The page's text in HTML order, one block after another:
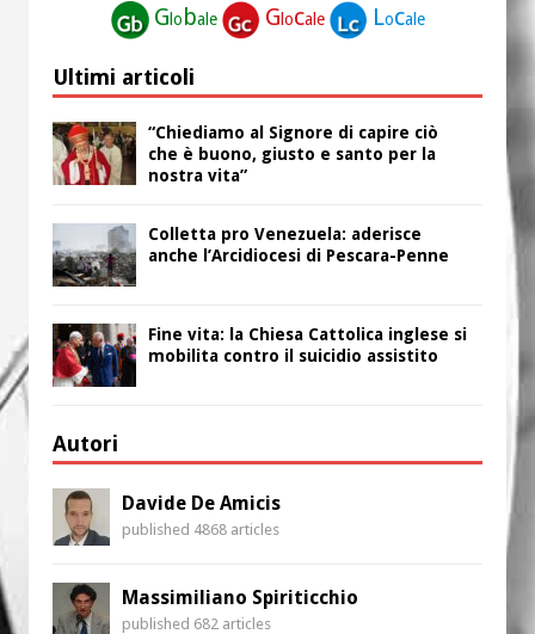
Globale Glocale Locale
Ultimi articoli
“Chiediamo al Signore di capire ciò
che è buono, giusto e santo per la
nostra vita”
Colletta pro Venezuela: aderisce
anche l’Arcidiocesi di Pescara-Penne
Fine vita: la Chiesa Cattolica inglese si
mobilita contro il suicidio assistito
Autori
Davide De Amicis
published 4868 articles
Massimiliano Spiriticchio
published 682 articles